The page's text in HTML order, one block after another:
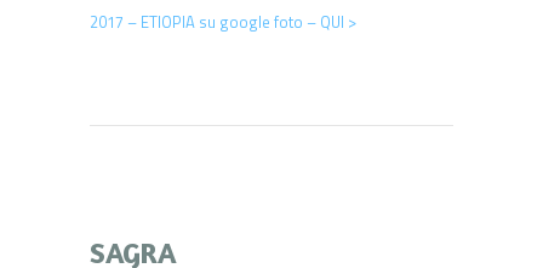
2017 – ETIOPIA su google foto – QUI >
SAGRA